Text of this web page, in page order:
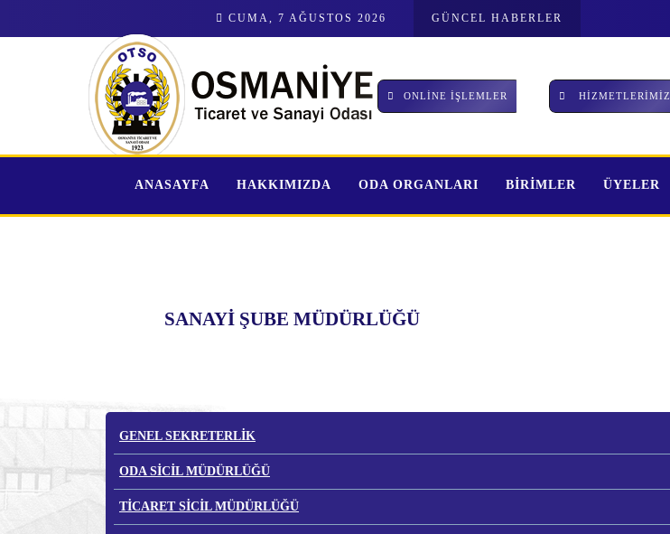
CUMA, 7 AĞUSTOS 2026 GÜNCEL HABERLER
ONLİNE İŞLEMLER HİZMETLERİMİZ
ANASAYFA HAKKIMIZDA ODA ORGANLARI BİRİMLER ÜYELER
SANAYİ ŞUBE MÜDÜRLÜĞÜ
GENEL SEKRETERLİK
ODA SİCİL MÜDÜRLÜĞÜ
TİCARET SİCİL MÜDÜRLÜĞÜ